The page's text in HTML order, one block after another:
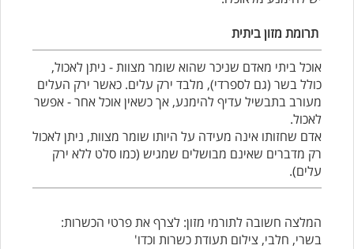
תרומת מזון ביתית
אוכל ביתי מאדם שניכר שהוא שומר מצוות - ניתן לאכול,
כולל בשר (גם לספרדי), מלבד ירק עלים. כאשר ירק העלים
מעורב בתבשיל עדיף להימנע, אך כשאין אוכל אחר - אפשר
לאכול.
אדם שחזותו אינה מעידה על היותו שומר מצוות, ניתן לאכול
רק מדברים שאינם מבושלים שמגיש (כמו סלט ללא ירק
עלים).
המלצה חשובה לתורמי מזון: לצרף את פרטי הכשרות:
בשרי, חלבי, צילום תעודת כשרות וכדו'